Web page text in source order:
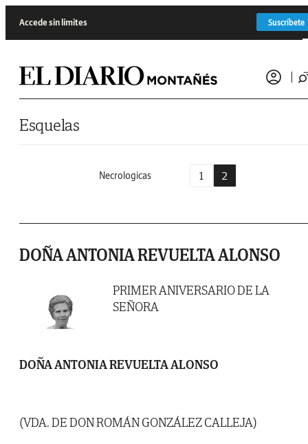
Accede sin límites Suscríbete
Esquelas
Necrologicas 1 2
DOÑA ANTONIA REVUELTA ALONSO
PRIMER ANIVERSARIO DE LA
SEÑORA
DOÑA ANTONIA REVUELTA ALONSO
(VDA. DE DON ROMÁN GONZÁLEZ CALLEJA)